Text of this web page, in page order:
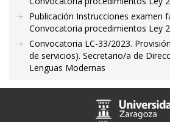
Publicación Instrucciones examen
Convocatoria procedimientos Ley
Convocatoria LC-33/2023.
de servicios). Secretario/a de
Lenguas Modernas